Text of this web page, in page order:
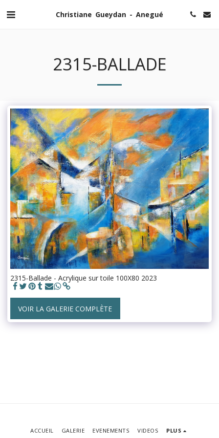
Christiane Gueydan - Anegué
2315-BALLADE
2315-Ballade - Acrylique sur toile 100X80 2023
VOIR LA GALERIE COMPLÈTE
ACCUEIL GALERIE EVENEMENTS VIDEOS PLUS